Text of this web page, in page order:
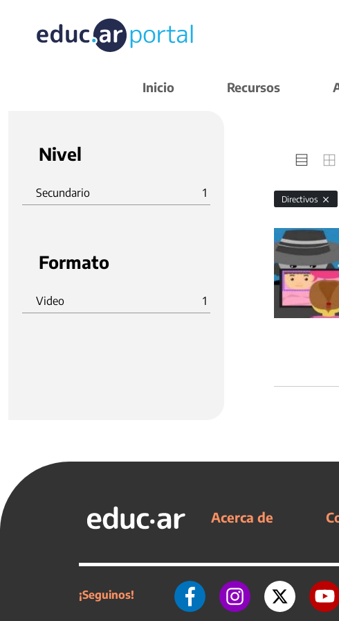
Inicio Recursos
Nivel
Secundario 1
Formato
Video 1
Directivos
Acerca de
¡Seguinos!